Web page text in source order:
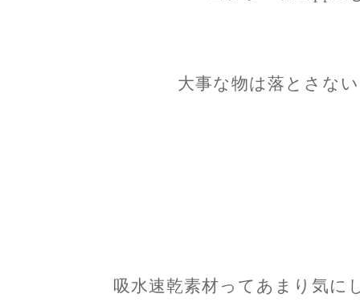
大事な物は落とさな
吸水速乾素材ってあまり気に